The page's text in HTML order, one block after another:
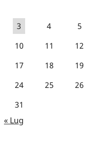
3
4 5
10
11 12
17
18 19
24
25 26
31
« Lug